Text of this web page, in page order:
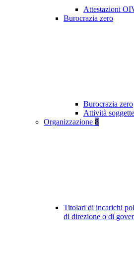
Attestazioni
Burocrazia zero
Burocrazia zero
Attività
Organizzazione 8
Titolari di incarichi
di direzione o di